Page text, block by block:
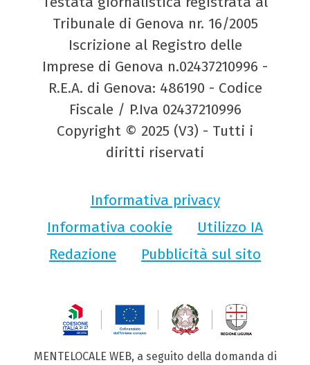
Tribunale di Genova nr. 16/2005
Iscrizione al Registro delle
Imprese di Genova n.02437210996 -
R.E.A. di Genova: 486190 - Codice
Fiscale / P.Iva 02437210996
Copyright © 2025 (V3) - Tutti i
diritti riservati
Informativa privacy
Informativa cookie
Utilizzo IA
Redazione
Pubblicità sul sito
MENTELOCALE WEB, a seguito della domanda di